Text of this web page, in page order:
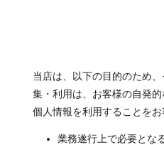
当店は、以下の目的のため
集・利用は、お客様の自発
個人情報を利用することをお
業務遂行上で必要とな